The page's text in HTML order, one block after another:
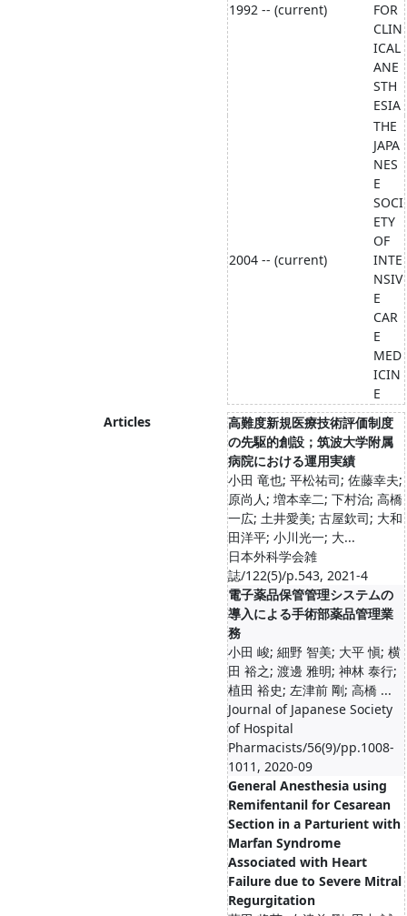
1992 -- (current)
FOR
CLIN
ICAL
ANE
STH
ESIA
2004 -- (current)
THE
JAPA
NES
E
SOCI
ETY
OF
INTE
NSIV
E
CAR
E
MED
ICIN
E
Articles
高難度新規医療技術評価制度
の先駆的創設；筑波大学附属
病院における運用実績
小田 竜也; 平松祐司; 佐藤幸夫;
原尚人; 増本幸二; 下村治; 高橋
一広; 土井愛美; 古屋欽司; 大和
田洋平; 小川光一; 大...
日本外科学会雑
誌/122(5)/p.543, 2021-4
電子薬品保管管理システムの
導入による手術部薬品管理業
務
小田 峻; 細野 智美; 大平 愼; 横
田 裕之; 渡邊 雅明; 神林 泰行;
植田 裕史; 左津前 剛; 高橋 ...
Journal of Japanese Society
of Hospital
Pharmacists/56(9)/pp.1008-
1011, 2020-09
General Anesthesia using
Remifentanil for Cesarean
Section in a Parturient with
Marfan Syndrome
Associated with Heart
Failure due to Severe Mitral
Regurgitation